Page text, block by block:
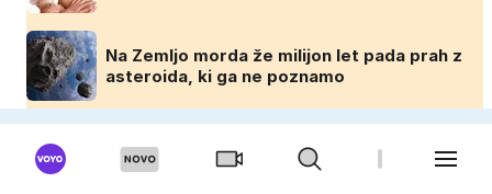
Na Zemljo morda že milijon let pada prah z
asteroida, ki ga ne poznamo
uspešna: Misica razkrila, zakaj je še vedno
samska